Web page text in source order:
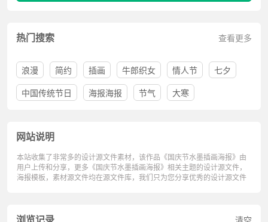
热门搜索 查看更多
浪漫 简约 插画 牛郎织女 情人节
七夕
中国传统节日
海报海报 节气 大寒
网站说明
本站收集了非常多的设计源文件素材，该作品《国庆节水墨插画海报》由
用户上传和分享，更多《国庆节水墨插画海报》相关主题的设计源文件，
海报模板，素材源文件均在源文件库，我们只为您分享优秀的设计源文件